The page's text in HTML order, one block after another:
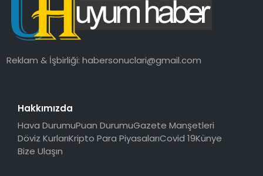
Reklam & İşbirliği:habersonuclari@gmail.com
Hakkımızda
Hava DurumuPuan DurumuGazete Manşetleri
Döviz KurlarıKripto Para PiyasalarıCovid 19Künye
Bize Ulaşın